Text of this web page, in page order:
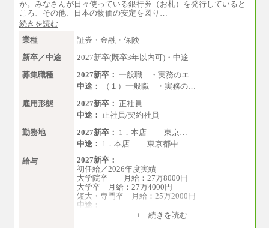
か。みなさんが日々使っている銀行券（お札）を発行していると
ころ、その他、日本の物価の安定を図り…
続きを読む
業種
証券・金融・保険
新卒／中途
2027新卒(既卒3年以内可)・中途
募集職種
2027新卒： 一般職 ・実務のエ…
中途：
（１）一般職 ・実務の…
雇用形態
2027新卒： 正社員
中途： 正社員/契約社員
勤務地
2027新卒： 1．本店 東京…
中途： 1．本店 東京都中…
給与
2027新卒：
初任給／2026年度実績
大学院卒 月給：27万8000円
大学卒 月給：27万4000円
短大・専門卒 月給：25万2000円
中途：
（１）（２）共通
月給：24万0000円～34万8420円
+ 続きを読む